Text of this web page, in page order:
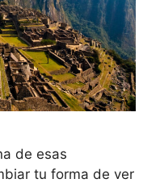
de esas
tu forma de ver